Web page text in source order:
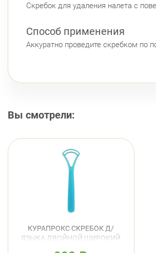
Скребок для удаления налета с
Способ применения
Аккуратно проведите скребком по
Вы смотрели:
КУРАПРОКС СКРЕБОК Д/
ЯЗЫКА ДВОЙНОЙ ШИРОКИЙ